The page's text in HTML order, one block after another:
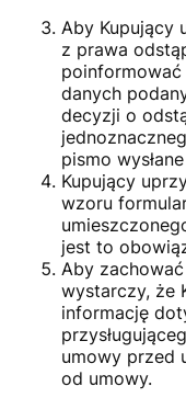
Aby Kupujący
z prawa
danych
decyzji o
pismo
Kupujący
wzoru
jest to
Aby
wystarczy, że
informację
umowy przed
od umowy.